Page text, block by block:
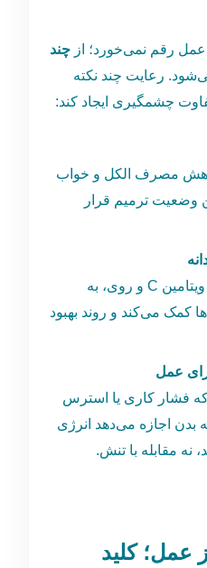
عمل رقم نمی‌خورد؛ ازچند
رعایت چند نکته
چشمگیری ایجاد کند:
مصرف الکل و خواب
وضعیت ترمیم قرار
مصرف پروتئین کافی، ویتامین C و روی، به
کمک می‌کند و روند بهبود
عمل
فشار کاری یا استرس
بدن اجازه می‌دهد انرژی
نه مقابله با تنش.
عمل؛ کلید